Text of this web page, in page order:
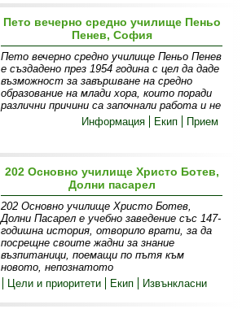
Пето вечерно средно училище Пеньо
Пенев, София
Пето вечерно средно училище Пеньо Пенев
е създадено през 1954 година с цел да даде
възможност за завършване на средно
образование на млади хора, които поради
различни причини са започнали работа и не
Информация
Екип Прием
202 Основно училище Христо Ботев,
Долни пасарел
202 Основно училище Христо Ботев,
Долни Пасарел е учебно заведение със 147-
годишна история, отворило врати, за да
посрещне своите жадни за знание
възпитаници, поемащи по пътя към
новото, непознатото
Цели и приоритети Екип
Извънкласни